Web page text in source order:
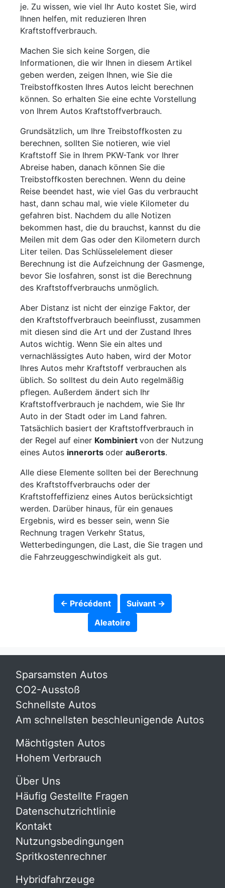
je. Zu wissen, wie viel Ihr Auto kostet Sie, wird
Ihnen helfen, mit reduzieren Ihren
Kraftstoffverbrauch.
Machen Sie sich keine Sorgen, die
Informationen, die wir Ihnen in diesem Artikel
geben werden, zeigen Ihnen, wie Sie die
Treibstoffkosten Ihres Autos leicht berechnen
können. So erhalten Sie eine echte Vorstellung
von Ihrem Autos Kraftstoffverbrauch.
Grundsätzlich, um Ihre Treibstoffkosten zu
berechnen, sollten Sie notieren, wie viel
Kraftstoff Sie in Ihrem PKW-Tank vor Ihrer
Abreise haben, danach können Sie die
Treibstoffkosten berechnen. Wenn du deine
Reise beendet hast, wie viel Gas du verbraucht
hast, dann schau mal, wie viele Kilometer du
gefahren bist. Nachdem du alle Notizen
bekommen hast, die du brauchst, kannst du die
Meilen mit dem Gas oder den Kilometern durch
Liter teilen. Das Schlüsselelement dieser
Berechnung ist die Aufzeichnung der Gasmenge,
bevor Sie losfahren, sonst ist die Berechnung
des Kraftstoffverbrauchs unmöglich.
Aber Distanz ist nicht der einzige Faktor, der
den Kraftstoffverbrauch beeinflusst, zusammen
mit diesen sind die Art und der Zustand Ihres
Autos wichtig. Wenn Sie ein altes und
vernachlässigtes Auto haben, wird der Motor
Ihres Autos mehr Kraftstoff verbrauchen als
üblich. So solltest du dein Auto regelmäßig
pflegen. Außerdem ändert sich Ihr
Kraftstoffverbrauch je nachdem, wie Sie Ihr
Auto in der Stadt oder im Land fahren.
Tatsächlich basiert der Kraftstoffverbrauch in
der Regel auf einer Kombiniert von der Nutzung
eines Autos innerorts oder außerorts.
Alle diese Elemente sollten bei der Berechnung
des Kraftstoffverbrauchs oder der
Kraftstoffeffizienz eines Autos berücksichtigt
werden. Darüber hinaus, für ein genaues
Ergebnis, wird es besser sein, wenn Sie
Rechnung tragen Verkehr Status,
Wetterbedingungen, die Last, die Sie tragen und
die Fahrzeuggeschwindigkeit als gut.
← Précédent
Suivant →
Aleatoire
Sparsamsten Autos
CO2-Ausstoß
Schnellste Autos
Am schnellsten beschleunigende Autos
Mächtigsten Autos
Hohem Verbrauch
Über Uns
Häufig Gestellte Fragen
Datenschutzrichtlinie
Kontakt
Nutzungsbedingungen
Spritkostenrechner
Hybridfahrzeuge